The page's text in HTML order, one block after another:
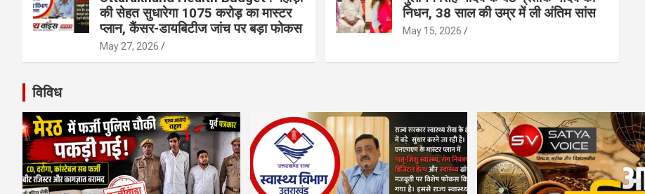
की सेहत सुधारेगा 1075 करोड़ का मास्टर
प्लान, कैंसर-डायबिटीज जांच पर बड़ा फोकस
May 27, 2026
निधन, 38 साल की उम्र में ली अंतिम सांस
May 15, 2026
विविध